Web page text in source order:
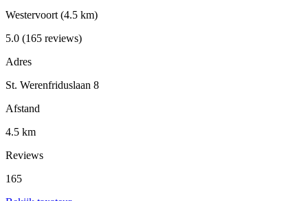
Westervoort (4.5 km)
5.0 (165 reviews)
Adres
St. Werenfriduslaan 8
Afstand
4.5 km
Reviews
165